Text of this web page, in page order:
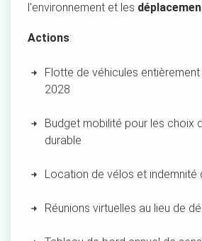
l'environnement et les
Actions:
Flotte de véhicules
2028
Budget mobilité pour les choix
durable
Location de vélos et indemnité
Réunions virtuelles au lieu de